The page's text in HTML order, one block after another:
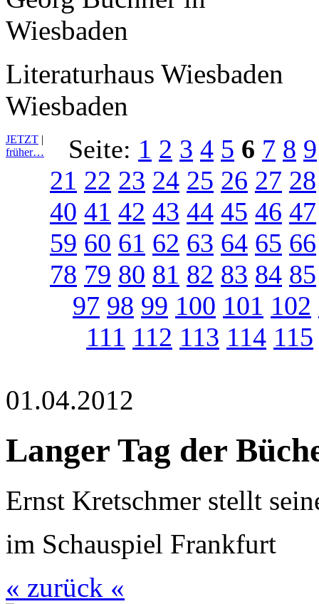
Literaturhaus Wiesbaden
Wiesbaden
JETZT |
früher…
Seite: 1 2 3 4 5 6 7 8 9
21 22 23 24 25 26 27 28
40 41 42 43 44 45 46 47
59 60 61 62 63 64 65 66
78 79 80 81 82 83 84 85
97 98 99 100 101 102
111 112 113 114 115
01.04.2012
Langer Tag der
Ernst Kretschmer stellt
im Schauspiel Frankfurt
« zurück «